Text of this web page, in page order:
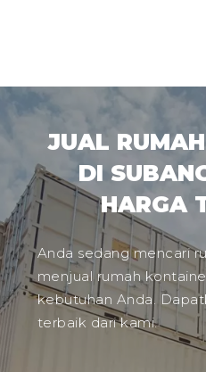
JUAL
DI
HARGA
Anda sedang mencari
menjual rumah
kebutuhan Anda.
terbaik dari kami.